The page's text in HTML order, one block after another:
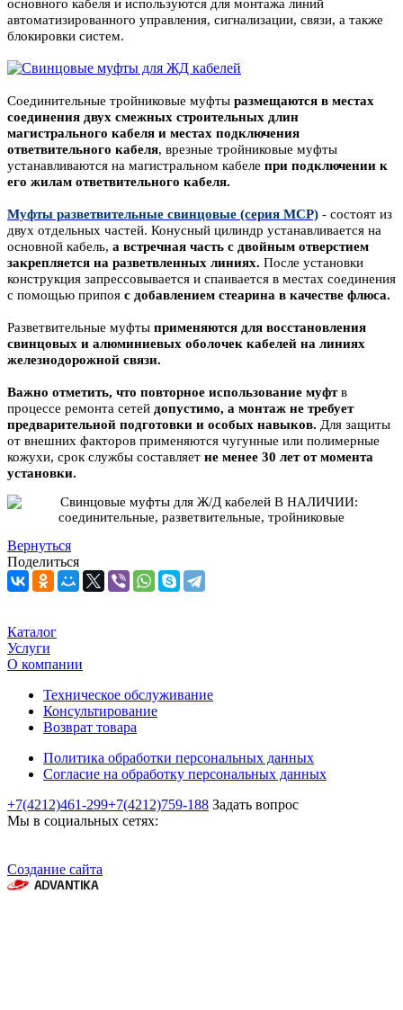
основного кабеля и используются для монтажа линий
автоматизированного управления, сигнализации, связи, а также
блокировки систем.
Соединительные тройниковые муфты размещаются в местах
соединения двух смежных строительных длин
магистрального кабеля и местах подключения
ответвительного кабеля, врезные тройниковые муфты
устанавливаются на магистральном кабеле при подключении к
его жилам ответвительного кабеля.
Муфты разветвительные свинцовые (серия МСР) - состоят из
двух отдельных частей. Конусный цилиндр устанавливается на
основной кабель, а встречная часть с двойным отверстием
закрепляется на разветвленных линиях. После установки
конструкция запрессовывается и спаивается в местах соединения
с помощью припоя с добавлением стеарина в качестве флюса.
Разветвительные муфты применяются для восстановления
свинцовых и алюминиевых оболочек кабелей на линиях
железнодорожной связи.
Важно отметить, что повторное использование муфтв
процессе ремонта сетей допустимо, а монтаж не требует
предварительной подготовки и особых навыков. Для защиты
от внешних факторов применяются чугунные или полимерные
кожухи, срок службы составляет не менее 30 лет от момента
установки.
Вернуться
Поделиться
Каталог
Услуги
О компании
Техническое обслуживание
Консультирование
Возврат товара
Политика обработки персональных данных
Согласие на обработку персональных данных
+7(4212)461-299+7(4212)759-188 Задать вопрос
Мы в социальных сетях:
Создание сайта